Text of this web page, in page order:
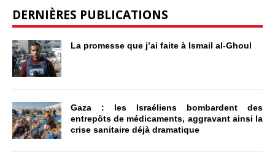
DERNIÈRES PUBLICATIONS
La promesse que j’ai faite à Ismail al-Ghoul
Gaza : les Israéliens bombardent des
entrepôts de médicaments, aggravant ainsi la
crise sanitaire déjà dramatique